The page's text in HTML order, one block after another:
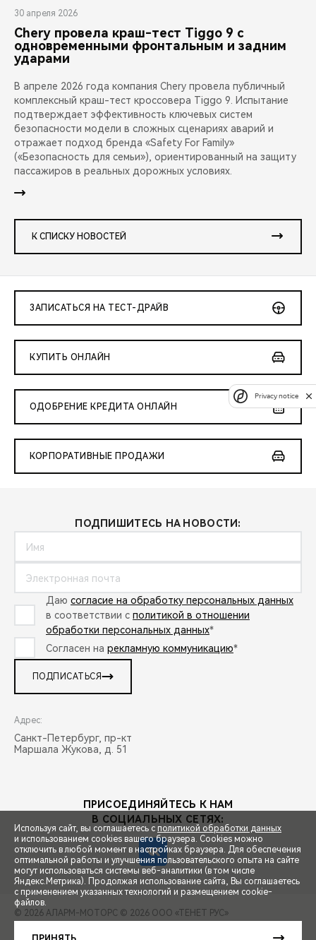
СПЕЦПРЕДЛОЖЕНИЯ
ЗАПИСЬ НА ТЕСТ-ДРАЙВ
30 апреля 2026
Chery провела краш-тест Tiggo 9 с
одновременными фронтальным и задним
ударами
В апреле 2026 года компания Chery провела публичный
комплексный краш-тест кроссовера Tiggo 9. Испытание
подтверждает эффективность ключевых систем
безопасности модели в сложных сценариях аварий и
отражает подход бренда «Safety For Family»
(«Безопасность для семьи»), ориентированный на защиту
пассажиров в реальных дорожных условиях.
К СПИСКУ НОВОСТЕЙ
ЗАПИСАТЬСЯ НА ТЕСТ-ДРАЙВ
КУПИТЬ ОНЛАЙН
ОДОБРЕНИЕ КРЕДИТА ОНЛАЙН
КОРПОРАТИВНЫЕ ПРОДАЖИ
ПОДПИШИТЕСЬ НА НОВОСТИ:
Даю согласие на обработку персональных данных
в соответствии с политикой в отношении
обработки персональных данных*
Согласен на рекламную коммуникацию*
ПОДПИСАТЬСЯ
Адрес:
Санкт-Петербург, пр-кт
Маршала Жукова, д. 51
ПРИСОЕДИНЯЙТЕСЬ К НАМ
В СОЦИАЛЬНЫХ СЕТЯХ:
© 2026 АЛАРМ-МОТОРС © 2026 ООО «ТЕНЕТ РУС»
Используя сайт, вы соглашаетесь с политикой обработки данных
и использованием cookies вашего браузера. Cookies можно
отключить в любой момент в настройках браузера. Для обеспечения
оптимальной работы и улучшения пользовательского опыта на сайте
могут использоваться системы веб-аналитики (в том числе
Яндекс.Метрика). Продолжая использование сайта, Вы соглашаетесь
с применением указанных технологий и размещением cookie-
файлов.
Privacy notice